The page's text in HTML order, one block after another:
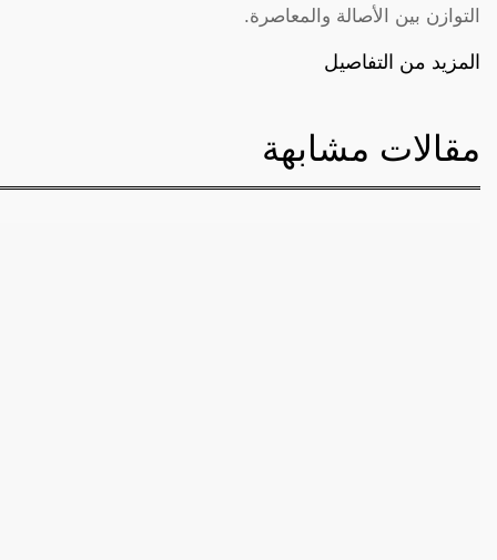
التوازن بين الأصالة والمعاصرة.
المزيد من التفاصيل
مقالات مشابهة